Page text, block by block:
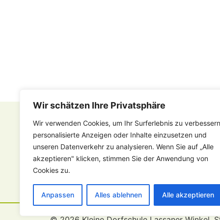
Wir schätzen Ihre Privatsphäre
Wir verwenden Cookies, um Ihr Surferlebnis zu
personalisierte Anzeigen oder Inhalte einzusetzen und
unseren Datenverkehr zu analysieren. Wenn Sie auf „Alle
akzeptieren" klicken, stimmen Sie der Anwendung von
Cookies zu.
Anpassen Alles ablehnen Alle akzeptieren
RECHTLICHES
Kontakt
Impressum
Datenschutz